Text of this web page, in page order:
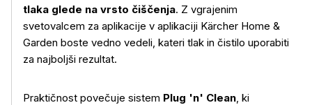
tlaka glede na vrsto čiščenja. Z vgrajenim
svetovalcem za aplikacije v aplikaciji Kärcher Home &
Garden boste vedno vedeli, kateri tlak in čistilo uporabiti
za najboljši rezultat.
Praktičnost povečuje sistem Plug 'n' Clean, ki